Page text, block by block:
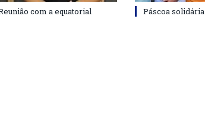
com a equatorial Páscoa solidária